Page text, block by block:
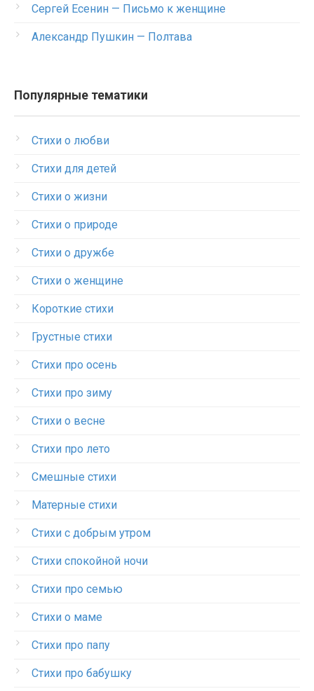
Сергей Есенин — Письмо к женщине
Александр Пушкин — Полтава
Популярные тематики
Стихи о любви
Стихи для детей
Стихи о жизни
Стихи о природе
Стихи о дружбе
Стихи о женщине
Короткие стихи
Грустные стихи
Стихи про осень
Стихи про зиму
Стихи о весне
Стихи про лето
Смешные стихи
Матерные стихи
Стихи с добрым утром
Стихи спокойной ночи
Стихи про семью
Стихи о маме
Стихи про папу
Стихи про бабушку